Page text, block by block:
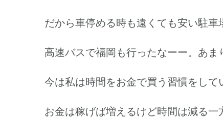
だから車停める時も遠くても安い駐車
高速バスで福岡も行ったなーー。あま
今は私は時間をお金で買う習慣をして
お金は稼げば増えるけど時間は減る一